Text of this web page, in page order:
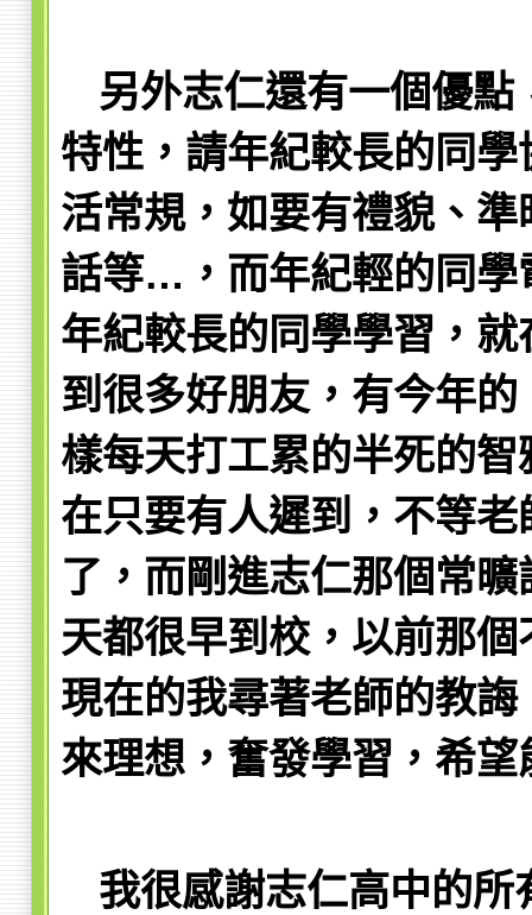
另外志仁還有一個優
特性，請年紀較長的同
活常規，如要有禮貌、
話等…，而年紀輕的同學
年紀較長的同學學習，
到很多好朋友，有今年
樣每天打工累的半死的
在只要有人遲到，不等
了，而剛進志仁那個常
天都很早到校，以前那
現在的我尋著老師的教
來理想，奮發學習，希
我很感謝志仁高中的